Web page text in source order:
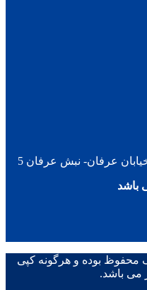
عرفان- نبش عرفان 5
باشد
محفوظ بوده و هرگونه کپی
می باشد.